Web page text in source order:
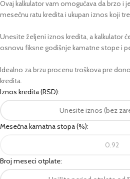
Ovaj kalkulator vam omogućava da brzo i
mesečnu ratu kredita i ukupan iznos koji
Unesite željeni iznos kredita, a kalkulator
osnovu fiksne godišnje kamatne stope i
Idealno za brzu procenu troškova pre
kredita.
Iznos kredita (RSD):
Mesečna kamatna stopa (%):
Broj meseci otplate: